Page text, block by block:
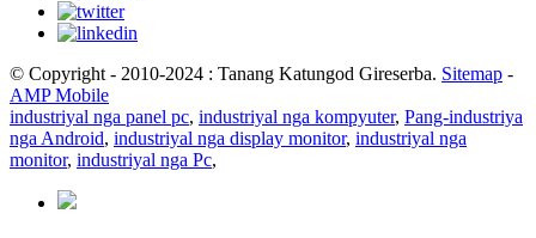
© Copyright - 2010-2024 : Tanang Katungod Gireserba. Sitemap -
AMP Mobile
industriyal nga panel pc, industriyal nga kompyuter, Pang-industriya
nga Android, industriyal nga display monitor, industriyal nga
monitor, industriyal nga Pc,